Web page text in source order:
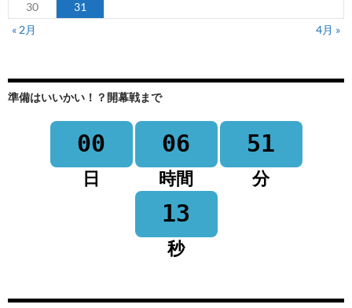
30
31
« 2月
4月 »
準備はいいかい！？開幕戦まで
00
日
06
時間
51
分
13
秒